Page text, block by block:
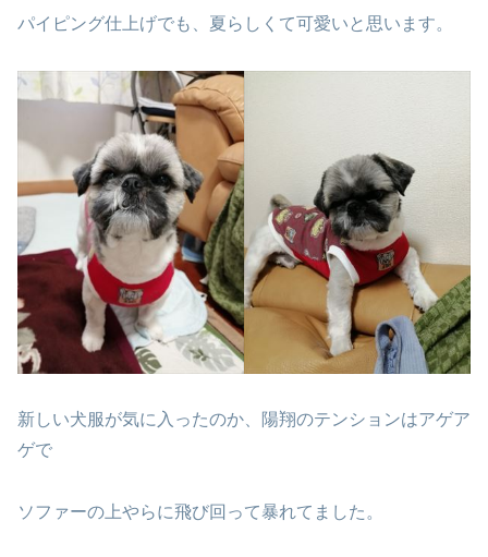
パイピング仕上げでも、夏らしくて可愛いと思います。
新しい犬服が気に入ったのか、陽翔のテンションはアゲア
ゲで
ソファーの上やらに飛び回って暴れてました。